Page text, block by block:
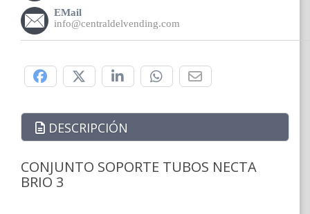
EMail
info@centraldelvending.com
DESCRIPCIÓN
CONJUNTO SOPORTE TUBOS NECTA
BRIO 3